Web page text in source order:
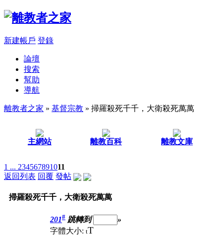
新建帳戶 登錄
論壇
搜索
幫助
導航
離教者之家 » 基督宗教 » 掃羅殺死千千，大衛殺死萬萬
主網站 離教百科 離教文庫
1 ... 234567891011
返回列表 回覆 發帖
掃羅殺死千千，大衛殺死萬萬
201# 跳轉到
»
字體大小: tT